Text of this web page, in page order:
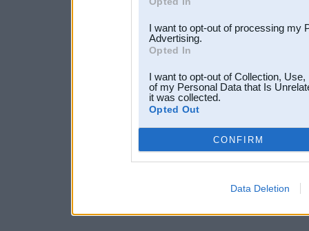
I want to opt-out of processing my
Advertising.
Opted In
I want to opt-out of Collection,
of my Personal Data that Is
it was collected.
Opted Out
CONFIRM
Data Deletion